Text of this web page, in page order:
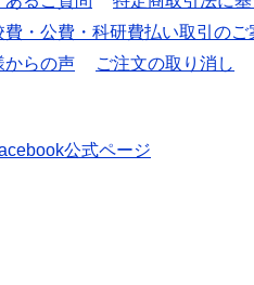
費・公費・科研費払い取引のご
からの声 ご注文の取り消し
公式ページ